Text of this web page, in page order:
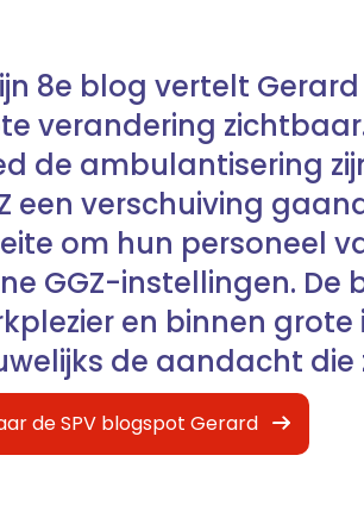
8e blog vertelt
verandering
de ambulantisering
een verschuiving
om hun personeel
GGZ-instellingen.
en binnen
de aandacht die
de SPV blogspot Gerard